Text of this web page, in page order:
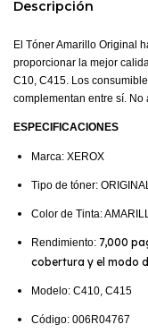
Descripción
El Tóner Amarillo Original
proporcionar la mejor
C10, C415. Los
complementan entre sí. No
ESPECIFICACIONES
Marca: XEROX
Tipo de tóner: ORIGINAL
Color de Tinta:
Rendimiento: 7,000
cobertura y el modo
Modelo: C410, C415
Código: 006R04767